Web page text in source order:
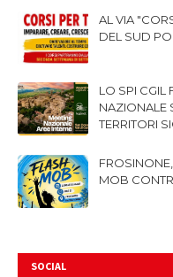
AL VIA
DEL SUD
LO SPI CGIL
NAZIONALE
TERRITORI
MOB
SOCIAL